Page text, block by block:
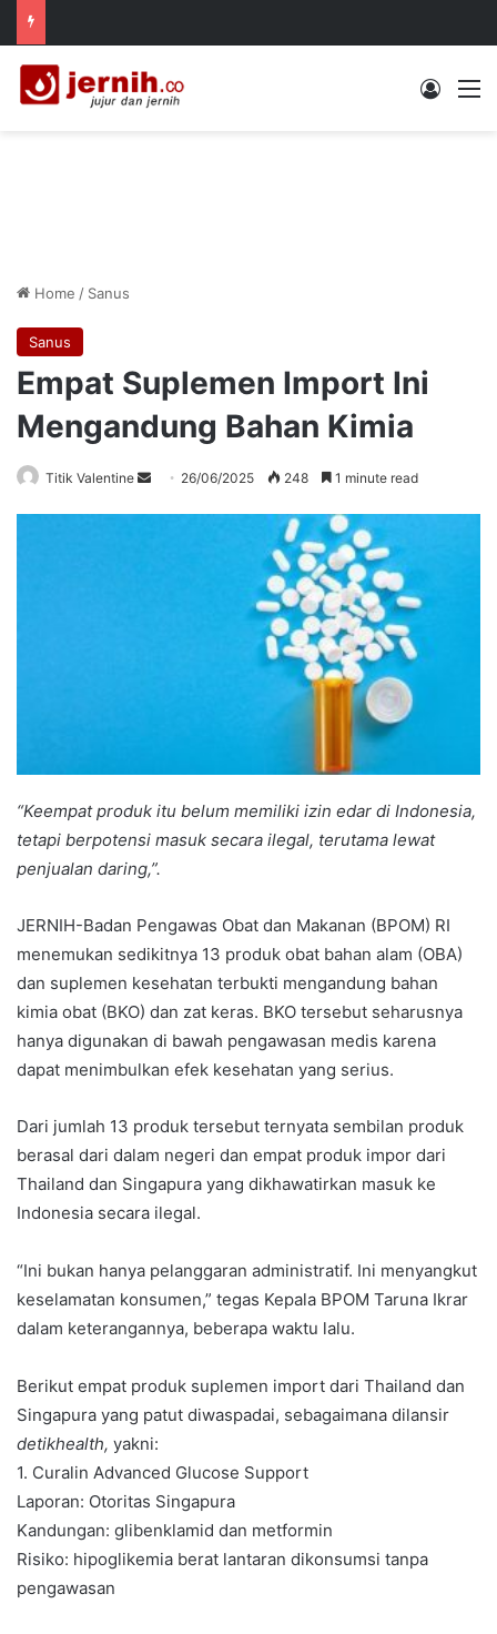
Log In
Home / Sanus
Sanus
Empat Suplemen Import Ini
Mengandung Bahan Kimia
Titik Valentine
Send 26/06/2025 248 1 minute read
“Keempat produk itu belum memiliki izin edar di Indonesia,
tetapi berpotensi masuk secara ilegal, terutama lewat
penjualan daring,”.
JERNIH-Badan Pengawas Obat dan Makanan (BPOM) RI
menemukan sedikitnya 13 produk obat bahan alam (OBA)
dan suplemen kesehatan terbukti mengandung bahan
kimia obat (BKO) dan zat keras. BKO tersebut seharusnya
hanya digunakan di bawah pengawasan medis karena
dapat menimbulkan efek kesehatan yang serius.
Dari jumlah 13 produk tersebut ternyata sembilan produk
berasal dari dalam negeri dan empat produk impor dari
Thailand dan Singapura yang dikhawatirkan masuk ke
Indonesia secara ilegal.
“Ini bukan hanya pelanggaran administratif. Ini menyangkut
keselamatan konsumen,” tegas Kepala BPOM Taruna Ikrar
dalam keterangannya, beberapa waktu lalu.
Berikut empat produk suplemen import dari Thailand dan
Singapura yang patut diwaspadai, sebagaimana dilansir
detikhealth, yakni:
1. Curalin Advanced Glucose Support
Laporan: Otoritas Singapura
Kandungan: glibenklamid dan metformin
Risiko: hipoglikemia berat lantaran dikonsumsi tanpa
pengawasan